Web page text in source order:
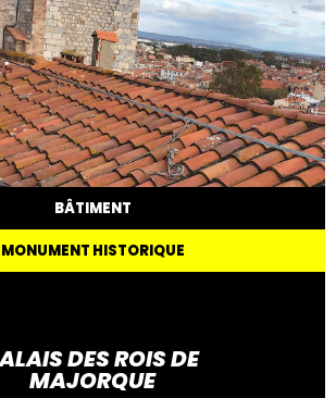
BÂTIMENT
MONUMENT HISTORIQUE
DES ROIS DE
MAJORQUE